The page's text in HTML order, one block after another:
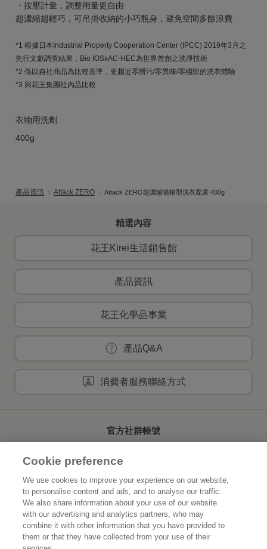
・按壓計量，調整用量更自由
超濃縮超輕巧，可吊掛收納的小巧瓶身，避免空間多餘浪費
*1 根據日本Industrial Property Cooperation Center (IPCC) 2019年3月之
先行文獻調查結果，Bio IOSxAC-HEC為世界首創之洗淨技術
*2 係以自社商品為比較基準，更趨近零髒污/零異味/零殘留的洗衣體驗
*3 與花王集團社內品比較
衣物用洗劑
400g
產品資訊 Attack ZERO Attack ZERO超濃縮噴槍型洗衣凝露 400g
精選內容
花王Kirei生活銷售館
產品資訊
花王化學品事業
產品Q&A
消費者服務聯絡方式
官方社群帳號
首頁 關於花王
可持續發展 創新研發
Cookie preference
We use cookies to improve your experience on our website,
to personalise content and ads, and to analyse our traffic.
We also share information about your use of our website
with our advertising and analytics partners, who may
combine it with other information that you have provided to
them or that they have collected from your use of their